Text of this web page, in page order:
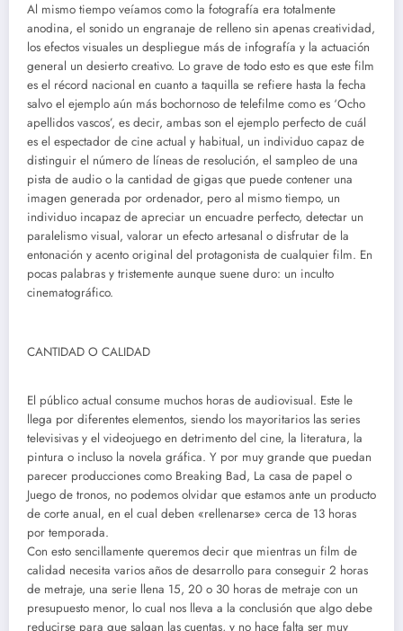
Al mismo tiempo veíamos como la fotografía era totalmente
anodina, el sonido un engranaje de relleno sin apenas creatividad,
los efectos visuales un despliegue más de infografía y la actuación
general un desierto creativo. Lo grave de todo esto es que este film
es el récord nacional en cuanto a taquilla se refiere hasta la fecha
salvo el ejemplo aún más bochornoso de telefilme como es ‘Ocho
apellidos vascos’, es decir, ambas son el ejemplo perfecto de cuál
es el espectador de cine actual y habitual, un individuo capaz de
distinguir el número de líneas de resolución, el sampleo de una
pista de audio o la cantidad de gigas que puede contener una
imagen generada por ordenador, pero al mismo tiempo, un
individuo incapaz de apreciar un encuadre perfecto, detectar un
paralelismo visual, valorar un efecto artesanal o disfrutar de la
entonación y acento original del protagonista de cualquier film. En
pocas palabras y tristemente aunque suene duro: un inculto
cinematográfico.
CANTIDAD O CALIDAD
El público actual consume muchos horas de audiovisual. Este le
llega por diferentes elementos, siendo los mayoritarios las series
televisivas y el videojuego en detrimento del cine, la literatura, la
pintura o incluso la novela gráfica. Y por muy grande que puedan
parecer producciones como Breaking Bad, La casa de papel o
Juego de tronos, no podemos olvidar que estamos ante un producto
de corte anual, en el cual deben «rellenarse» cerca de 13 horas
por temporada.
Con esto sencillamente queremos decir que mientras un film de
calidad necesita varios años de desarrollo para conseguir 2 horas
de metraje, una serie llena 15, 20 o 30 horas de metraje con un
presupuesto menor, lo cual nos lleva a la conclusión que algo debe
reducirse para que salgan las cuentas, y no hace falta ser muy